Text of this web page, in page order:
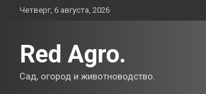
ПерейтиЧетверг, 6 августа, 2026
Red Agro.
Сад, огород и животноводство.